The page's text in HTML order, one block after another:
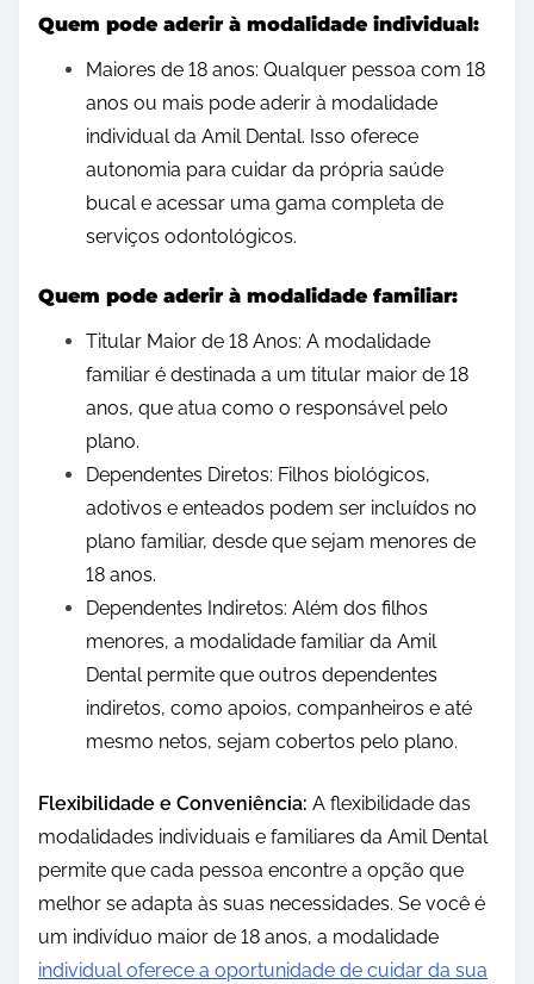
Quem pode aderir à modalidade individual:
Maiores de 18 anos: Qualquer pessoa com 18
anos ou mais pode aderir à modalidade
individual da Amil Dental. Isso oferece
autonomia para cuidar da própria saúde
bucal e acessar uma gama completa de
serviços odontológicos.
Quem pode aderir à modalidade familiar:
Titular Maior de 18 Anos: A modalidade
familiar é destinada a um titular maior de 18
anos, que atua como o responsável pelo
plano.
Dependentes Diretos: Filhos biológicos,
adotivos e enteados podem ser incluídos no
plano familiar, desde que sejam menores de
18 anos.
Dependentes Indiretos: Além dos filhos
menores, a modalidade familiar da Amil
Dental permite que outros dependentes
indiretos, como apoios, companheiros e até
mesmo netos, sejam cobertos pelo plano.
Flexibilidade e Conveniência: A flexibilidade das
modalidades individuais e familiares da Amil Dental
permite que cada pessoa encontre a opção que
melhor se adapta às suas necessidades. Se você é
um indivíduo maior de 18 anos, a modalidade
individual oferece a oportunidade de cuidar da sua